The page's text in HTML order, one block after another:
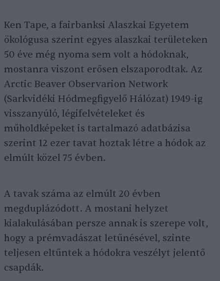
Ken Tape, a fairbanksi Alaszkai Egyetem
ökológusa szerint egyes alaszkai területeken
50 éve még nyoma sem volt a hódoknak,
mostanra viszont erősen elszaporodtak. Az
Arctic Beaver Observarion Network
(Sarkvidéki Hódmegfigyelő Hálózat) 1949-ig
visszanyúló, légifelvételeket és
műholdképeket is tartalmazó adatbázisa
szerint 12 ezer tavat hoztak létre a hódok az
elmúlt közel 75 évben.
A tavak száma az elmúlt 20 évben
megduplázódott. A mostani helyzet
kialakulásában persze annak is szerepe volt,
hogy a prémvadászat letűnésével, szinte
teljesen eltűntek a hódokra veszélyt jelentő
csapdák.